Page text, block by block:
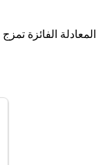
المعادلة الفائزة